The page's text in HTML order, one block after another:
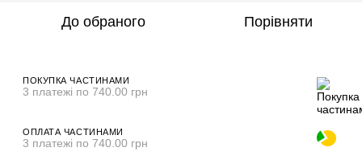
До обраного Порівняти
ПОКУПКА ЧАСТИНАМИ
3 платежі по 740.00 грн
ОПЛАТА ЧАСТИНАМИ
3 платежі по 740.00 грн